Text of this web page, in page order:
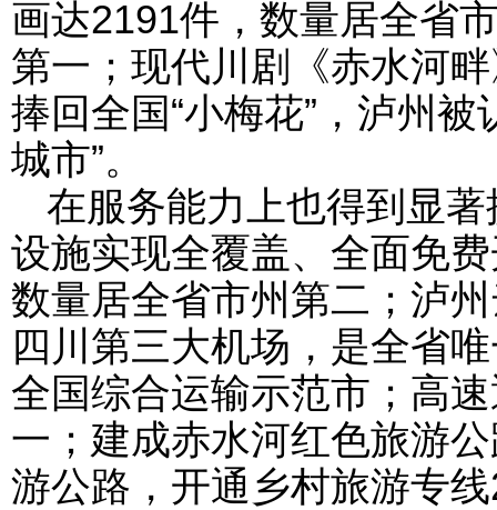
画达2191件，数量居全省
第一；现代川剧《赤水河
捧回全国“小梅花”，泸州被
城市”。
在服务能力上也得到显
设施实现全覆盖、全面免
数量居全省市州第二；泸
四川第三大机场，是全省
全国综合运输示范市；高
一；建成赤水河红色旅游
游公路，开通乡村旅游专